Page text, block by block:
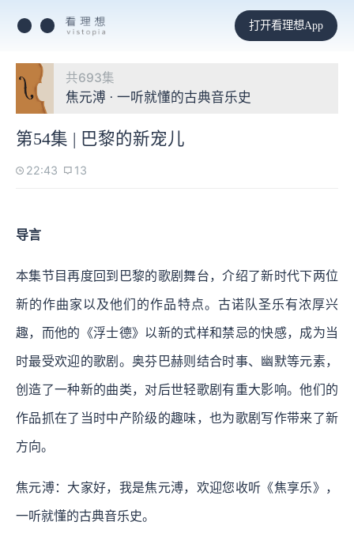
打开看理想App
共693集
焦元溥 · 一听就懂的古典音乐史
第54集 | 巴黎的新宠儿
22:43 13
导言
本集节目再度回到巴黎的歌剧舞台，介绍了新时代下两位
新的作曲家以及他们的作品特点。古诺队圣乐有浓厚兴
趣，而他的《浮士德》以新的式样和禁忌的快感，成为当
时最受欢迎的歌剧。奥芬巴赫则结合时事、幽默等元素，
创造了一种新的曲类，对后世轻歌剧有重大影响。他们的
作品抓在了当时中产阶级的趣味，也为歌剧写作带来了新
方向。
焦元溥：大家好，我是焦元溥，欢迎您收听《焦享乐》，
一听就懂的古典音乐史。